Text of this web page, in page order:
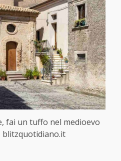
fai un tuffo nel medioevo
blitzquotidiano.it